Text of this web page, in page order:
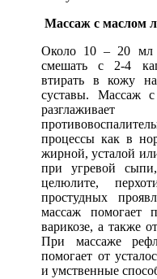
Массаж с маслом
Около 10 – 20 мл
смешать с 2-4
втирать в кожу
суставы. Массаж
процессы как в
жирной, усталой
при угревой
целюлите,
простудных
массаж помогает
варикозе, а также
При массаже
помогает от
и умственные